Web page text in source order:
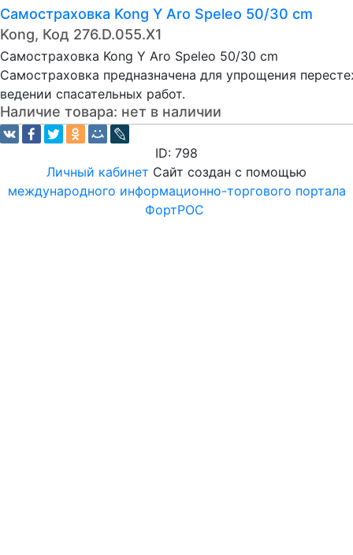
Самостраховка Kong Y Aro Speleo 50/30 cm
Kong, Код 276.D.055.X1
Самостраховка Kong Y Aro Speleo 50/30 cm
Самостраховка предназначена для упрощения
ведении спасательных работ.
Наличие товара: нет в наличии
ID: 798
Личный кабинет Сайт создан с помощью
международного информационно-торгового портала
ФортРОС